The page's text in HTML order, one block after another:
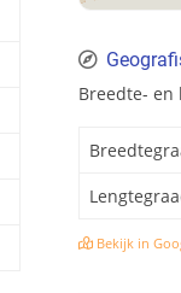
Breedte- en
Bekijk in